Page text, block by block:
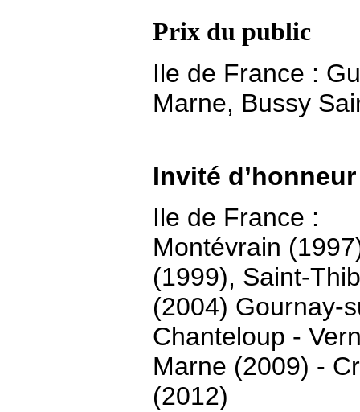
Prix du public
Ile de France :
Marne, Bussy
Invité d’honneur
Ile de France :
Montévrain
(1999), Saint-
(2004) Gournay-
Chanteloup -
Marne (2009) -
(2012)